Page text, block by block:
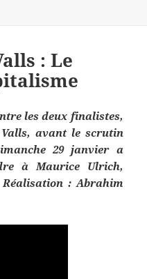
: Le
les deux finalistes,
avant le scrutin
29 janvier a
à Maurice Ulrich,
: Abrahim